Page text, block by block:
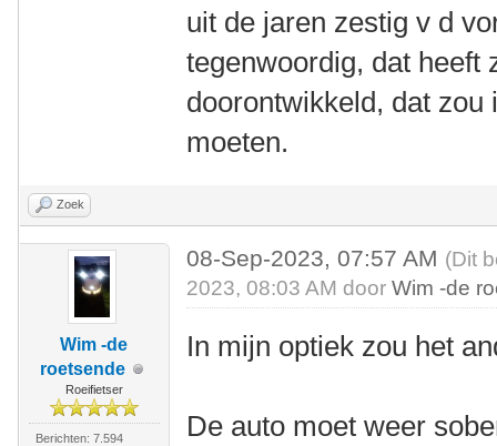
uit de jaren zestig v d
tegenwoordig, dat heeft
doorontwikkeld, dat
moeten.
Zoek
Wim -de
roetsende
Roeifietser
Berichten: 7.594
08-Sep-2023, 07:57 AM (Dit
2023, 08:03 AM doorWim -de
In mijn optiek zou het
De auto moet weer